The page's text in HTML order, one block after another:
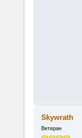
Skywrath
Ветеран